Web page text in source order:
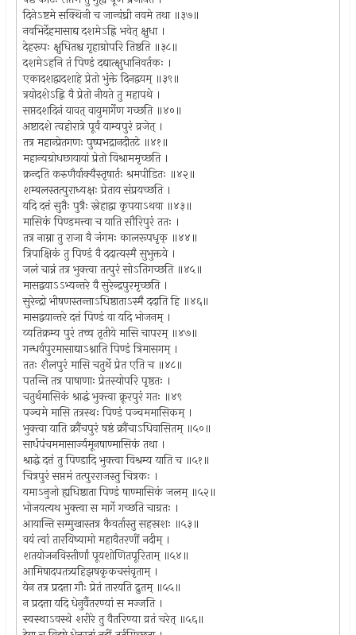
दिनेऽष्टमे सक्थिनी च जान्वंघ्री नवमे तथा ॥३७॥
नवभिर्देहमासाद्य दशमेऽह्नि भवेत् क्षुधा ।
देहरूपः क्षुधितश्च गृहाग्रोपरि तिष्ठति ॥३८॥
दशमेऽहनि तं पिण्डं दद्यात्क्षुधानिवर्तकः ।
एकादशद्वादशाहे प्रेतो भुंक्ते दिनद्वयम् ॥३९॥
त्रयोदशेऽह्नि वै प्रेतो नीयते तु महापथे ।
सप्तदशदिनं यावत् वायुमार्गेण गच्छति ॥४०॥
अष्टादशे त्वहोरात्रे पूर्वं याम्यपुरं व्रजेत् ।
तत्र महान्प्रेतगणः पुष्पभद्रानदीतटे ॥४१॥
महान्यग्रोधछायायां प्रेतो विश्राममृच्छति ।
क्रन्दति करुणैर्वाक्यैस्तृषार्तः श्रमपीडितः ॥४२॥
शम्बलस्तत्पुराध्यक्षः प्रेताय संप्रयच्छति ।
यदि दत्तं सुतैः पुत्रैः स्नेहाद्वा कृपयाऽथवा ॥४३॥
मासिकं पिण्डमत्त्वा च याति सौरिपुरं ततः ।
तत्र नाम्ना तु राजा वै जंगमः कालरूपधृक् ॥४४॥
त्रिपाक्षिकं तु पिण्डं वै ददात्यस्मै सुभुक्तये ।
जलं चान्नं तत्र भुक्त्वा तत्पुरं सोऽतिगच्छति ॥४५॥
मासद्वयाऽऽभ्यन्तरे वै सुरेन्द्रपुरमृच्छति ।
सुरेन्द्रो भीषणस्तन्ताऽधिष्ठाताऽस्मै ददाति हि ॥४६॥
मासद्वयान्तरे दत्तं पिण्डं वा यदि भोजनम् ।
व्यतिक्रम्य पुरं तच्च तृतीये मासि चापरम् ॥४७॥
गन्धर्वपुरमासाद्याऽश्नाति पिण्डं त्रिमासगम् ।
ततः शैलपुरं मासि चतुर्थे प्रेत एति च ॥४८॥
पतन्ति तत्र पाषाणाः प्रेतस्योपरि पृष्ठतः ।
चतुर्थमासिकं श्राद्धं भुक्त्वा क्रूरपुरं गतः ॥४९
पञ्चमे मासि तत्रस्थः पिण्डं पञ्चममासिकम् ।
भुक्त्वा याति क्रौंचपुरं षष्ठं क्रौंचाऽधिवासितम् ॥५०॥
सार्धपंचममासार्ज्यमूनषाण्मासिकं तथा ।
श्राद्धे दत्तं तु पिण्डादि भुक्त्वा विश्रम्य याति च ॥५१॥
चित्रपुरं सप्तमं तत्पुरराजस्तु चित्रकः ।
यमाऽनुजो ह्यधिष्ठाता पिण्डं षाण्मासिकं जलम् ॥५२॥
भोजयत्यथ भुक्त्वा स मार्गे गच्छति चाग्रतः ।
आयान्ति सम्मुखास्तत्र कैवर्तास्तु सहस्रशः ॥५३॥
वयं त्वां तारयिष्यामो महावैतरणीं नदीम् ।
शतयोजनविस्तीर्णां पूयशोणितपूरिताम् ॥५४॥
आमिषादपतत्र्यहिझषकृकचसंवृताम् ।
येन तत्र प्रदत्ता गौः प्रेतं तारयति द्रुतम् ॥५५॥
न प्रदत्ता यदि धेनुर्वैतरण्यां स मज्जति ।
स्वस्थाऽवस्थे शरीरे तु वैतरिण्या व्रतं चरेत् ॥५६॥